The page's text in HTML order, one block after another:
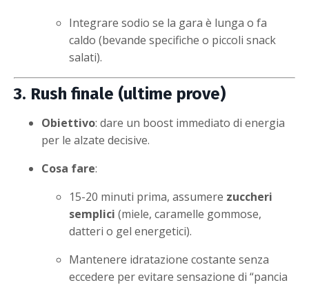
Integrare sodio se la gara è lunga o fa
caldo (bevande specifiche o piccoli snack
salati).
3. Rush finale (ultime prove)
Obiettivo: dare un boost immediato di energia
per le alzate decisive.
Cosa fare:
15-20 minuti prima, assumere zuccheri
semplici (miele, caramelle gommose,
datteri o gel energetici).
Mantenere idratazione costante senza
eccedere per evitare sensazione di “pancia